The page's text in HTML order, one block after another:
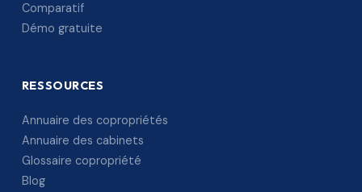
Comparatif
Démo gratuite
RESSOURCES
Annuaire des copropriétés
Annuaire des cabinets
Glossaire copropriété
Blog